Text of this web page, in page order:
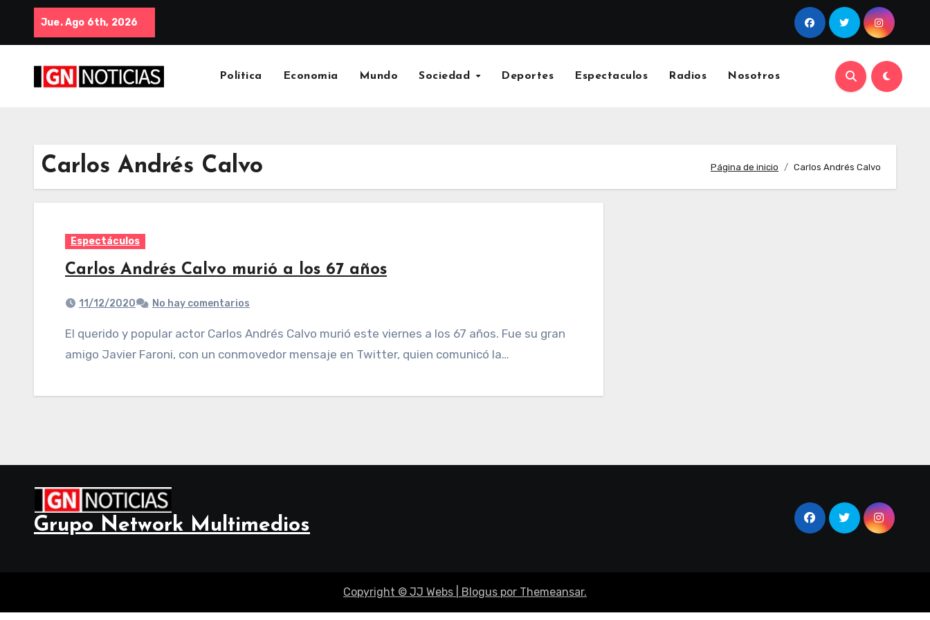
Jue. Ago 6th, 2026
Política Economia Mundo Sociedad Deportes Espectaculos Radios Nosotros
Carlos Andrés Calvo Página de inicio Carlos Andrés Calvo
Espectáculos
Carlos Andrés Calvo murió a los 67 años
11/12/2020 No hay comentarios
El querido y popular actor Carlos Andrés Calvo murió este viernes a los 67 años. Fue su gran
amigo Javier Faroni, con un conmovedor mensaje en Twitter, quien comunicó la…
Grupo Network Multimedios
Copyright © JJ Webs Blogus por Themeansar.